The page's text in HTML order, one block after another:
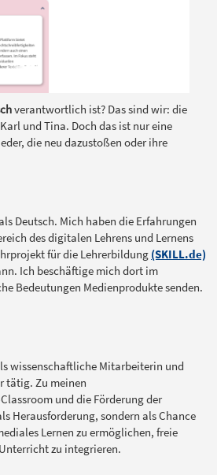
verantwortlich ist? Das sind wir: die
und Tina. Doch das ist nur eine
die neu dazustoßen oder ihre
Deutsch. Mich haben die Erfahrungen
des digitalen Lehrens und Lernens
für die Lehrerbildung (SKILL.de)
Ich beschäftige mich dort im
Bedeutungen Medienprodukte senden.
wissenschaftliche Mitarbeiterin und
tätig. Zu meinen
und die Förderung der
Herausforderung, sondern als Chance
Lernen zu ermöglichen, freie
zu integrieren.